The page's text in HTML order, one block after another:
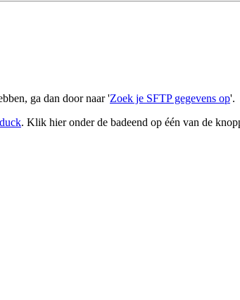
ga dan door naar 'Zoek je SFTP gegevens op'.
. Klik hier onder de badeend op één van de